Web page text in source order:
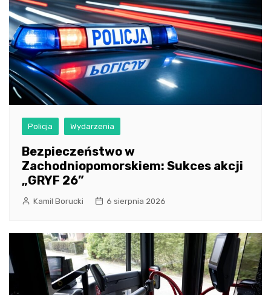
Policja Wydarzenia
Bezpieczeństwo w
Zachodniopomorskiem: Sukces akcji
„GRYF 26”
Kamil Borucki 6 sierpnia 2026